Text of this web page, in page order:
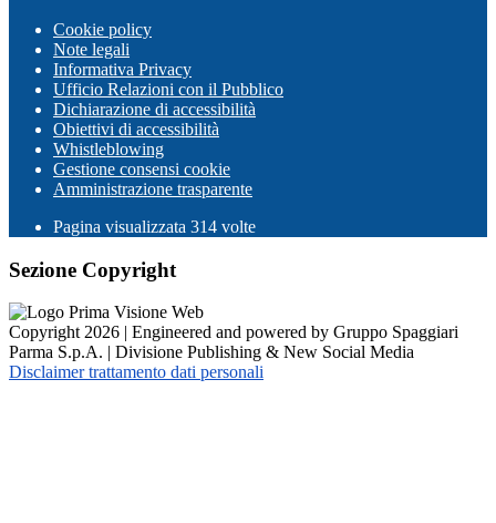
Cookie policy
Note legali
Informativa Privacy
Ufficio Relazioni con il Pubblico
Dichiarazione di accessibilità
Obiettivi di accessibilità
Whistleblowing
Gestione consensi cookie
Amministrazione trasparente
Pagina visualizzata 314 volte
Sezione Copyright
Copyright 2026 | Engineered and powered by Gruppo Spaggiari
Parma S.p.A. | Divisione Publishing & New Social Media
Disclaimer trattamento dati personali